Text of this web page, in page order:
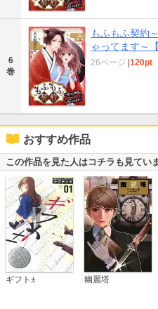
6
巻
もふもふ契約
ゃってます～
26ページ 120pt
おすすめ作品
この作品を見た人はコチラも見てい
ギフト± 幽麗塔